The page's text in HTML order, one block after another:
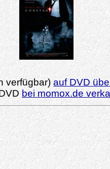
verfügbar)auf DVD
bei momox.de